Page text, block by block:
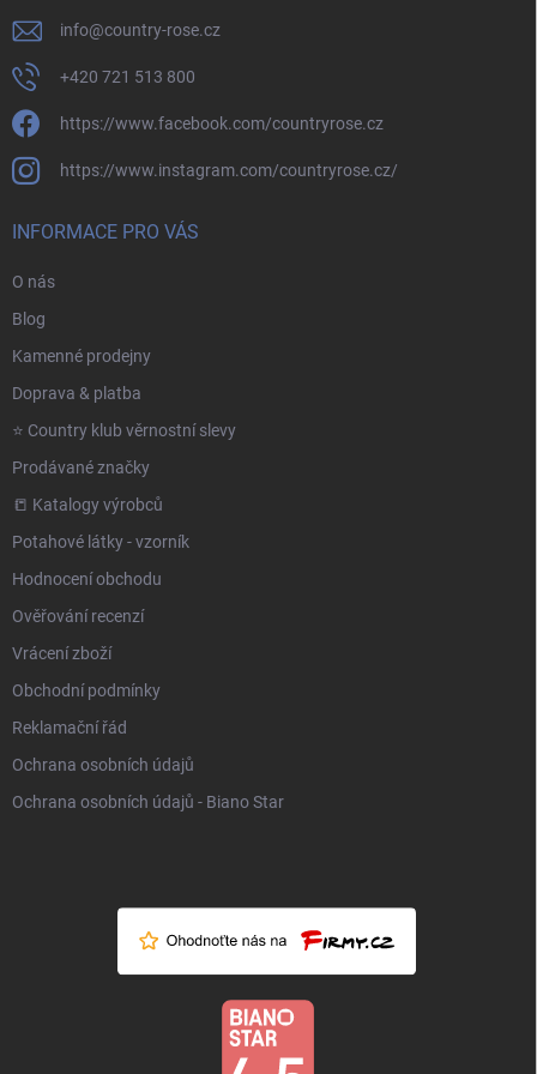
info@country-rose.cz
+420 721 513 800
https://www.facebook.com/countryrose.cz
https://www.instagram.com/countryrose.cz/
INFORMACE PRO VÁS
O nás
Blog
Kamenné prodejny
Doprava & platba
⭐️ Country klub věrnostní slevy
Prodávané značky
📒 Katalogy výrobců
Potahové látky - vzorník
Hodnocení obchodu
Ověřování recenzí
Vrácení zboží
Obchodní podmínky
Reklamační řád
Ochrana osobních údajů
Ochrana osobních údajů - Biano Star